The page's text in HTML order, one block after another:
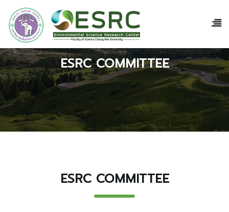
ESRC COMMITTEE
ESRC COMMITTEE